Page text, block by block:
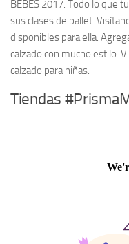
BEBES 2017. Todo lo que
sus clases de ballet.
disponibles para ella.
calzado con mucho estilo.
calzado para niñas.
Tiendas